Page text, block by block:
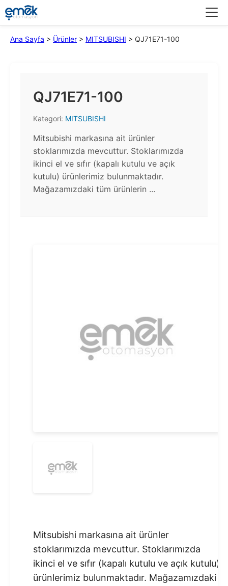
Ana Sayfa > Ürünler > MITSUBISHI > QJ71E71-100
QJ71E71-100
Kategori: MITSUBISHI
Mitsubishi markasına ait ürünler
stoklarımızda mevcuttur. Stoklarımızda
ikinci el ve sıfır (kapalı kutulu ve açık
kutulu) ürünlerimiz bulunmaktadır.​
Mağazamızdaki tüm ürünlerin ...
Mitsubishi markasına ait ürünler
stoklarımızda mevcuttur. Stoklarımızda
ikinci el ve sıfır (kapalı kutulu ve açık kutulu)
ürünlerimiz bulunmaktadır.​ Mağazamızdaki